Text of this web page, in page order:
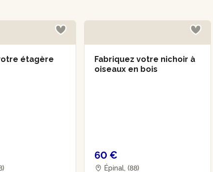
étagère
Fabriquez votre nichoir à
oiseaux en bois
60 €
Épinal, (88)